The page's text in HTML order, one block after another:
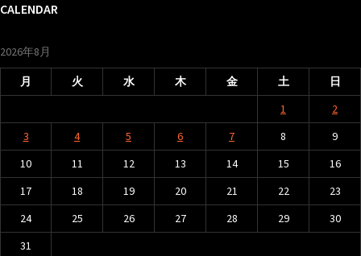
ビ
ゲ
ー
シ
ョ
ン
CALENDAR
2026年8月
月 火 水 木 金 土 日
1
2
3
4 5 6 7 8
9
10
11 12 13 14 15
16
17
18 19 20 21 22
23
24
25 26 27 28 29
30
31